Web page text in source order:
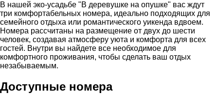
В нашей эко-усадьбе "В деревушке на опушке" вас ждут
три комфортабельных номера, идеально подходящих для
семейного отдыха или романтического уикенда вдвоем.
Номера рассчитаны на размещение от двух до шести
человек, создавая атмосферу уюта и комфорта для всех
гостей. Внутри вы найдете все необходимое для
комфортного проживания, чтобы сделать ваш отдых
незабываемым.
Доступные номера